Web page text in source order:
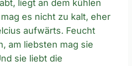
liegt an dem kühlen
es nicht zu kalt, eher
aufwärts. Feucht
am liebsten mag sie
sie liebt die